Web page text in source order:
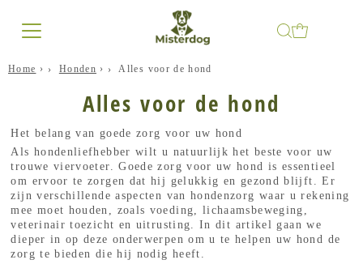
Home › Honden › Alles voor de hond
Alles voor de hond
Het belang van goede zorg voor uw hond
Als hondenliefhebber wilt u natuurlijk het beste voor uw
trouwe viervoeter. Goede zorg voor uw hond is essentieel
om ervoor te zorgen dat hij gelukkig en gezond blijft. Er
zijn verschillende aspecten van hondenzorg waar u rekening
mee moet houden, zoals voeding, lichaamsbeweging,
veterinair toezicht en uitrusting. In dit artikel gaan we
dieper in op deze onderwerpen om u te helpen uw hond de
zorg te bieden die hij nodig heeft.